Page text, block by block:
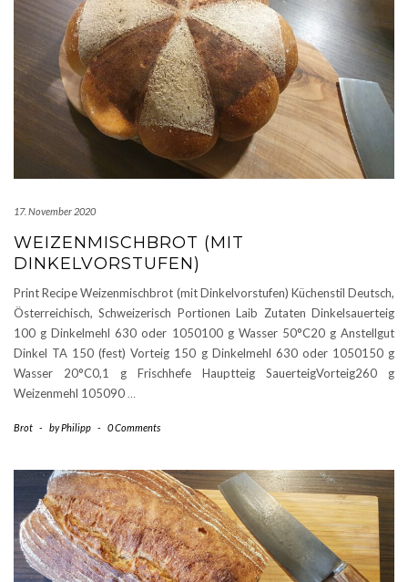
17. November 2020
WEIZENMISCHBROT (MIT
DINKELVORSTUFEN)
Print Recipe Weizenmischbrot (mit Dinkelvorstufen) Küchenstil Deutsch,
Österreichisch, Schweizerisch Portionen Laib Zutaten Dinkelsauerteig
100 g Dinkelmehl 630 oder 1050100 g Wasser 50°C20 g Anstellgut
Dinkel TA 150 (fest) Vorteig 150 g Dinkelmehl 630 oder 1050150 g
Wasser 20°C0,1 g Frischhefe Hauptteig SauerteigVorteig260 g
Weizenmehl 105090 …
Brot - byPhilipp - 0 Comments